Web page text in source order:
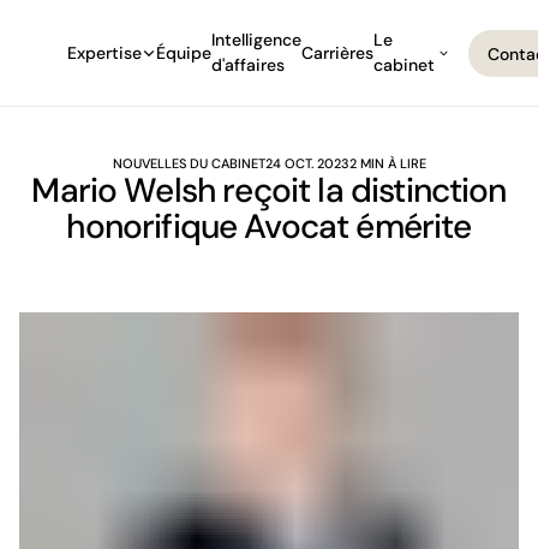
Expertise Équipe
Intelligence
d'affaires
Carrières
Le
cabinet
NOUVELLES DU CABINET24 OCT. 20232 MIN À LIRE
Mario Welsh reçoit la distinction
honorifique Avocat émérite